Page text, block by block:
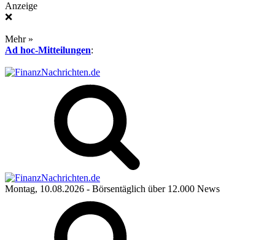
Anzeige
❌
Mehr »
Ad hoc-Mitteilungen:
Montag, 10.08.2026 - Börsentäglich über 12.000 News